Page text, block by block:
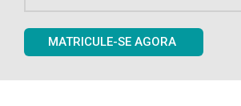
MATRICULE-SE AGORA